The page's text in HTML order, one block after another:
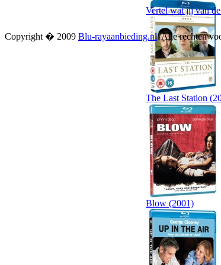
The Last Station
Blow (2001)
Vertel wat jij van
Copyright � 2009 Blu-rayaanbieding.nl. Alle rechten